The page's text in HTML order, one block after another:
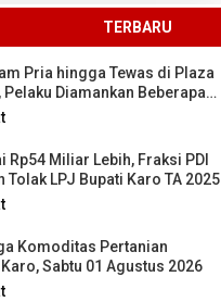
TERBARU
Pria hingga Tewas di Plaza
Pelaku Diamankan Beberapa
Kejadian, Ini Motifnya
Rp54 Miliar Lebih, Fraksi PDI
Tolak LPJ Bupati Karo TA 2025
Komoditas Pertanian
Sabtu 01 Agustus 2026